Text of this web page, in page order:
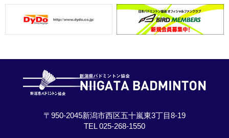
〒950-2045新潟市西区五十嵐東3丁目8-19
TEL 025-268-1550